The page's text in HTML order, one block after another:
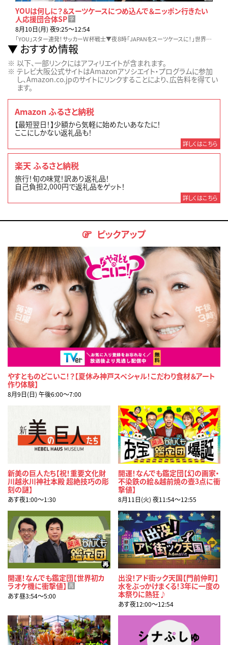
YOUは何しに？＆スーツケースにつめ込んで＆ニッポン行きたい
人応援団合体SP 字
8月10日(月) 夜9:25〜12:54
「YOU」スター連発！サッカーＷ杯戦士▼夜８時「JAPANをスーツケースに！」世界で刺さった日本の人気商品ランキング▼夜８時５４分「応援団」尾形光琳に魅了され屏風作り
おすすめ情報
以下、一部リンクにはアフィリエイトが含まれます。
テレビ大阪公式サイトはAmazonアソシエイト・プログラムに参加
し、Amazon.co.jpのサイトにリンクすることにより、広告料を得てい
ます。
Amazon ふるさと納税
【最短翌日！】少額から気軽に始めたいあなたに！
ここにしかない返礼品も！
詳しくはこちら
楽天 ふるさと納税
旅行！旬の味覚！訳あり返礼品！
自己負担2,000円で返礼品をゲット！
詳しくはこちら
ピックアップ
やすとものどこいこ！？【夏休み神戸スペシャル！こだわり食材＆アート
作り体験】
8月9日(日) 午後6:00〜7:00
新美の巨人たち【祝！重要文化財
川越氷川神社本殿 超絶技巧の彫
刻の謎】
あす夜1:00〜1:30
開運！なんでも鑑定団【幻の画家・
不染鉄の絵＆越前焼の壺3点に衝
撃値】
8月11日(火) 夜11:54〜12:55
開運！なんでも鑑定団【世界初カ
ラオケ機に衝撃値】 再
あす昼3:54〜5:00
出没！アド街ック天国【門前仲町】
水をぶっかけまくる！3年に一度の
本祭りに熱狂♪
あす夜12:00〜12:54